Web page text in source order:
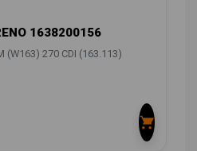
1638200156
(W163) 270 CDI (163.113)